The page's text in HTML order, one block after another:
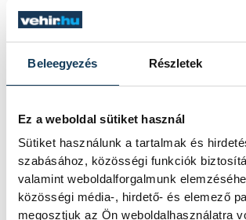
Beleegyezés Részletek
Ez a weboldal sütiket használ
Sütiket használunk a tartalmak és
szabásához, közösségi funkciók
valamint weboldalforgalmunk
közösségi média-, hirdető- és elemező
megosztjuk az Ön weboldalhasználatra
jelentős szerepe volt a Real
győzelmében is, korábban
válogatott
bajnoki címet (1952) és
második helyre rangsorolt
Barcelona futballistája,Luis
meg az Aranylabda-
BEK elődöntőjében a madridiak